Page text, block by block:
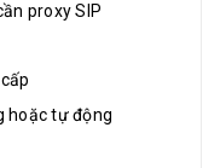
proxy SIP
hoặc tự động